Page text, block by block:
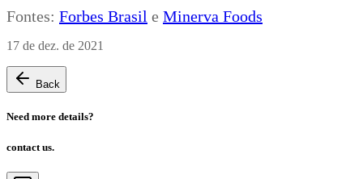
Fontes: Forbes Brasil e Minerva Foods
17 de dez. de 2021
Back
Need more details?
contact us.